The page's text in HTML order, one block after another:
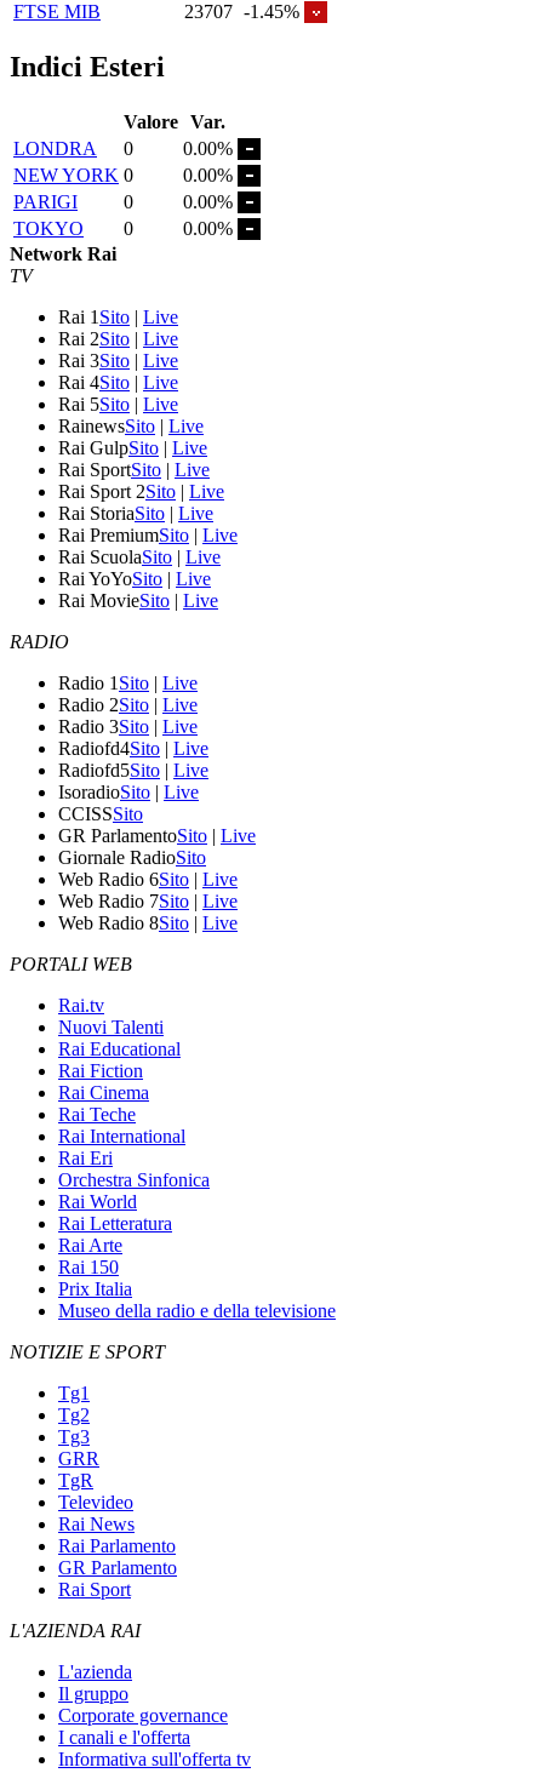
FTSE MIB
23707 -1.45%
Indici Esteri
Valore Var.
LONDRA
0
0.00%
NEW YORK 0
0.00%
PARIGI
0
0.00%
TOKYO
0
0.00%
Network Rai
TV
Rai 1 Sito | Live
Rai 2Sito | Live
Rai 3Sito | Live
Rai 4Sito | Live
Rai 5Sito | Live
RainewsSito | Live
Rai GulpSito | Live
Rai SportSito | Live
Rai Sport 2Sito | Live
Rai StoriaSito | Live
Rai PremiumSito | Live
Rai ScuolaSito | Live
Rai YoYoSito | Live
Rai MovieSito | Live
RADIO
Radio 1 Sito | Live
Radio 2Sito | Live
Radio 3Sito | Live
Radiofd4Sito | Live
Radiofd5Sito | Live
IsoradioSito | Live
CCISSSito
GR ParlamentoSito | Live
Giornale RadioSito
Web Radio 6Sito | Live
Web Radio 7Sito | Live
Web Radio 8Sito | Live
PORTALI WEB
Rai.tv
Nuovi Talenti
Rai Educational
Rai Fiction
Rai Cinema
Rai Teche
Rai International
Rai Eri
Orchestra Sinfonica
Rai World
Rai Letteratura
Rai Arte
Rai 150
Prix Italia
Museo della radio e della televisione
NOTIZIE E SPORT
Tg1
Tg2
Tg3
GRR
TgR
Televideo
Rai News
Rai Parlamento
GR Parlamento
Rai Sport
L'AZIENDA RAI
L'azienda
Il gruppo
Corporate governance
I canali e l'offerta
Informativa sull'offerta tv